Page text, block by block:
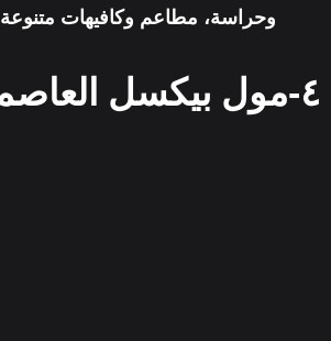
وحراسة، مطاعم وكافيهات
٤-مول بيكسل العاصمة الادارية